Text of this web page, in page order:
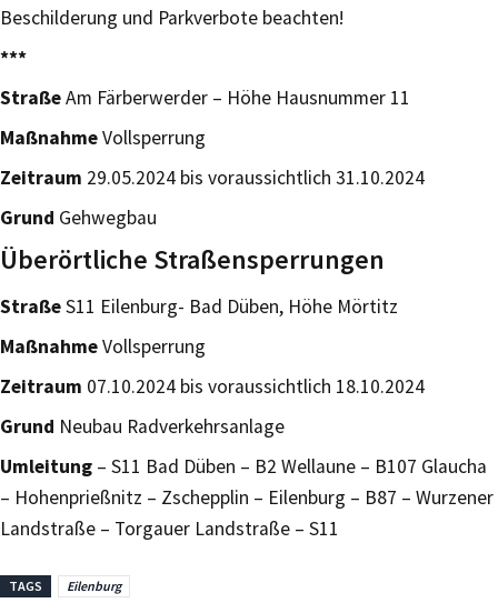
Beschilderung und Parkverbote beachten!
***
StraßeAm Färberwerder – Höhe Hausnummer 11
MaßnahmeVollsperrung
Zeitraum 29.05.2024 bis voraussichtlich 31.10.2024
Grund Gehwegbau
Überörtliche Straßensperrungen
StraßeS11 Eilenburg- Bad Düben, Höhe Mörtitz
MaßnahmeVollsperrung
Zeitraum 07.10.2024 bis voraussichtlich 18.10.2024
Grund Neubau Radverkehrsanlage
Umleitung – S11 Bad Düben – B2 Wellaune – B107 Glaucha
– Hohenprießnitz – Zschepplin – Eilenburg – B87 – Wurzener
Landstraße – Torgauer Landstraße – S11
TAGS Eilenburg